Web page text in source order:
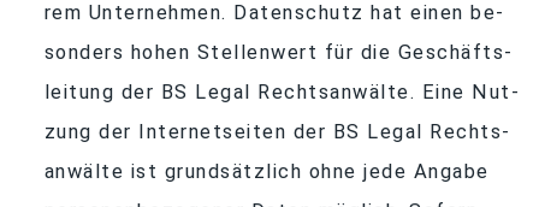
rem Un­ter­neh­men. Da­ten­schutz hat ei­nen be­
son­ders ho­hen Stel­len­wert für die Ge­schäfts­
lei­tung der BS Le­gal Rechts­an­wälte. Eine Nut­
zung der In­ter­net­sei­ten der BS Le­gal Rechts­
an­wälte ist grund­sätz­lich ohne jede An­gabe